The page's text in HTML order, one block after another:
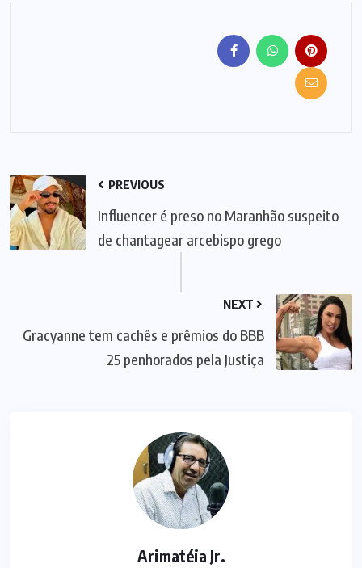
PREVIOUS
Influencer é preso no Maranhão suspeito
de chantagear arcebispo grego
NEXT
Gracyanne tem cachês e prêmios do BBB
25 penhorados pela Justiça
Arimatéia Jr.